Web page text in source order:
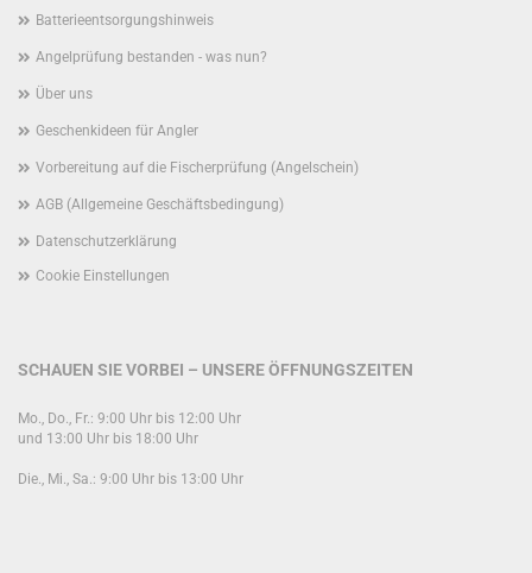
Batterieentsorgungshinweis
Angelprüfung bestanden - was nun?
Über uns
Geschenkideen für Angler
Vorbereitung auf die Fischerprüfung (Angelschein)
AGB (Allgemeine Geschäftsbedingung)
Datenschutzerklärung
Cookie Einstellungen
SCHAUEN SIE VORBEI – UNSERE ÖFFNUNGSZEITEN
Mo., Do., Fr.: 9:00 Uhr bis 12:00 Uhr
und 13:00 Uhr bis 18:00 Uhr
Die., Mi., Sa.: 9:00 Uhr bis 13:00 Uhr